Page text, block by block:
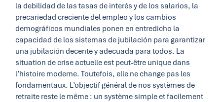
la debilidad de las tasas de interés y de los salarios, la
precariedad creciente del empleo y los cambios
demográficos mundiales ponen en entredicho la
capacidad de los sistemas de jubilación para garantizar
una jubilación decente y adecuada para todos. La
situation de crise actuelle est peut-être unique dans
l’histoire moderne. Toutefois, elle ne change pas les
fondamentaux. L’objectif général de nos systèmes de
retraite reste le même : un système simple et facilement